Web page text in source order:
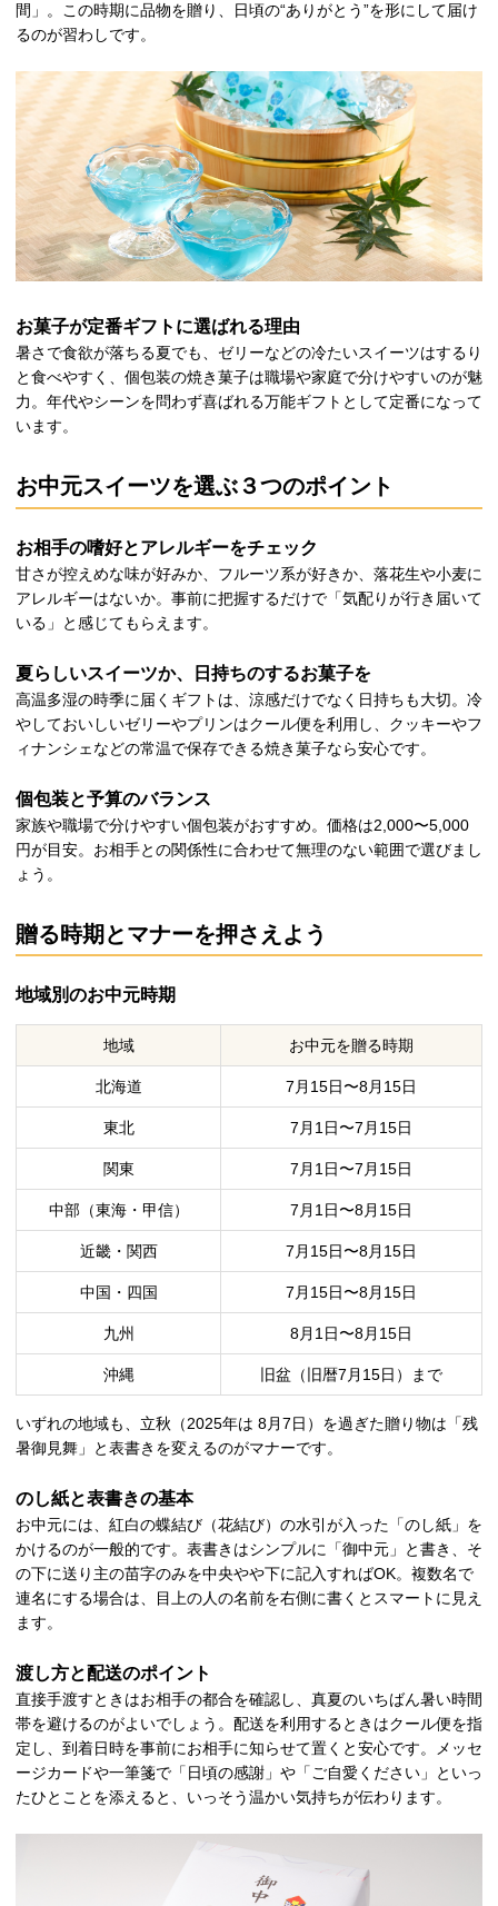
間」。この時期に品物を贈り、日頃の“ありがとう”を形にして届け
るのが習わしです。
お菓子が定番ギフトに選ばれる理由
暑さで食欲が落ちる夏でも、ゼリーなどの冷たいスイーツはするり
と食べやすく、個包装の焼き菓子は職場や家庭で分けやすいのが魅
力。年代やシーンを問わず喜ばれる万能ギフトとして定番になって
います。
お中元スイーツを選ぶ３つのポイント
お相手の嗜好とアレルギーをチェック
甘さが控えめな味が好みか、フルーツ系が好きか、落花生や小麦に
アレルギーはないか。事前に把握するだけで「気配りが行き届いて
いる」と感じてもらえます。
夏らしいスイーツか、日持ちのするお菓子を
高温多湿の時季に届くギフトは、涼感だけでなく日持ちも大切。冷
やしておいしいゼリーやプリンはクール便を利用し、クッキーやフ
ィナンシェなどの常温で保存できる焼き菓子なら安心です。
個包装と予算のバランス
家族や職場で分けやすい個包装がおすすめ。価格は2,000〜5,000
円が目安。お相手との関係性に合わせて無理のない範囲で選びまし
ょう。
贈る時期とマナーを押さえよう
地域別のお中元時期
地域 お中元を贈る時期
北海道 7月15日〜8月15日
東北 7月1日〜7月15日
関東 7月1日〜7月15日
中部（東海・甲信） 7月1日〜8月15日
近畿・関西 7月15日〜8月15日
中国・四国 7月15日〜8月15日
九州 8月1日〜8月15日
沖縄 旧盆（旧暦7月15日）まで
いずれの地域も、立秋（2025年は 8月7日）を過ぎた贈り物は「残
暑御見舞」と表書きを変えるのがマナーです。
のし紙と表書きの基本
お中元には、紅白の蝶結び（花結び）の水引が入った「のし紙」を
かけるのが一般的です。表書きはシンプルに「御中元」と書き、そ
の下に送り主の苗字のみを中央やや下に記入すればOK。複数名で
連名にする場合は、目上の人の名前を右側に書くとスマートに見え
ます。
渡し方と配送のポイント
直接手渡すときはお相手の都合を確認し、真夏のいちばん暑い時間
帯を避けるのがよいでしょう。配送を利用するときはクール便を指
定し、到着日時を事前にお相手に知らせて置くと安心です。メッセ
ージカードや一筆箋で「日頃の感謝」や「ご自愛ください」といっ
たひとことを添えると、いっそう温かい気持ちが伝わります。